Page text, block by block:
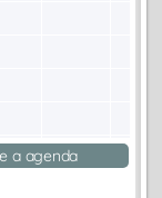
a agenda